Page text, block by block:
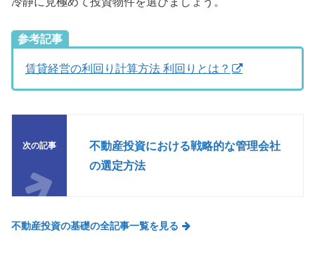
参考記事
賃貸経営の利回り計算方法 利回りとは？
不動産投資における戦略的な管理会社
の選定方法
不動産投資の基礎の全記事一覧を見る